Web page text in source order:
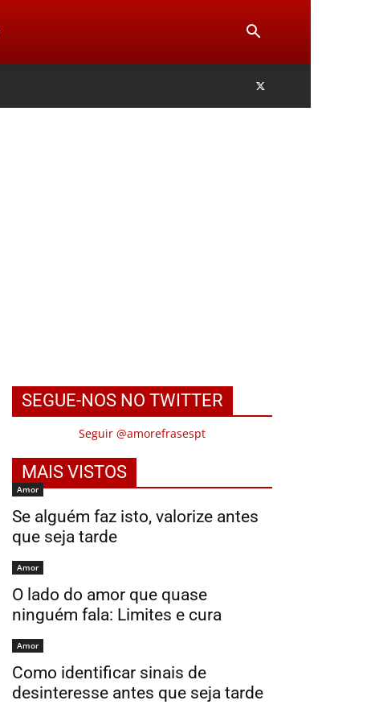
SEGUE-NOS NO TWITTER
Seguir @amorefrasespt
MAIS VISTOS
Amor
Se alguém faz isto, valorize antes
que seja tarde
Amor
O lado do amor que quase
ninguém fala: Limites e cura
Amor
Como identificar sinais de
desinteresse antes que seja tarde